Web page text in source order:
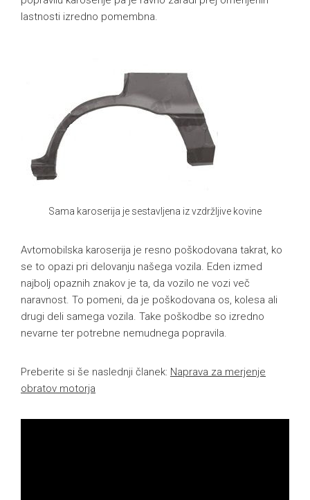
lastnosti izredno pomembna.
Sama karoserija je sestavljena iz vzdržljive kovine
Avtomobilska karoserija je resno poškodovana takrat, ko
se to opazi pri delovanju našega vozila. Eden izmed
najbolj opaznih znakov je ta, da vozilo ne vozi več
naravnost. To pomeni, da je poškodovana os, kolesa ali
drugi deli samega vozila. Take poškodbe so izredno
nevarne ter potrebne nemudnega popravila.
Preberite si še naslednji članek: Naprava za merjenje
obratov motorja